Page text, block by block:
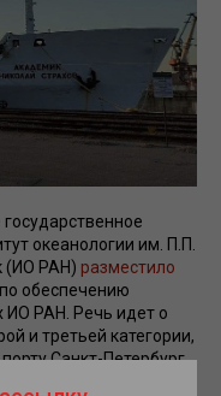
океанологии им. П.П.
(ИО РАН) разместило
обеспечению
ИО РАН. Речь идет о
и третьей категории,
Санкт-Петербург.